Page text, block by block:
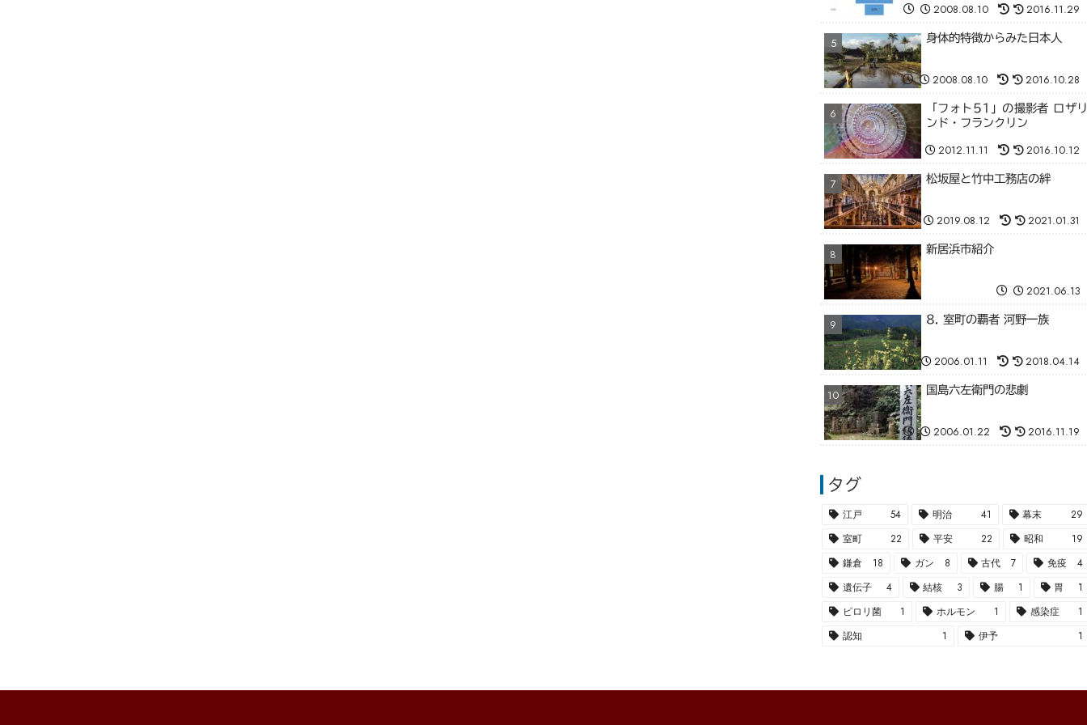
2008.08.10 2016.11.29
身体的特徴からみた日本人
2008.08.10 2016.10.28
「フォト51」の撮影者 ロザリ
ンド・フランクリン
2012.11.11 2016.10.12
松坂屋と竹中工務店の絆
2019.08.12 2021.01.31
新居浜市紹介
2021.06.13
8. 室町の覇者 河野一族
2006.01.11 2018.04.14
国島六左衛門の悲劇
2006.01.22 2016.11.19
タグ
江戸 54 明治 41 幕末
29
室町
22 平安 22 昭和
19
鎌倉
18 ガン 8 古代 7 免疫
4
遺伝子
4 結核 3 腸 1 胃
1
ピロリ菌
1 ホルモン 1 感染症
1
認知
1 伊予 1